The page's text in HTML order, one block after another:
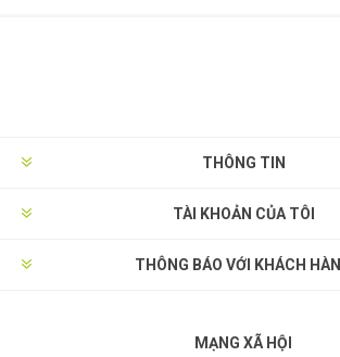
THÔNG TIN
TÀI KHOẢN CỦA TÔI
THÔNG BÁO VỚI KHÁCH
MẠNG XÃ HỘI